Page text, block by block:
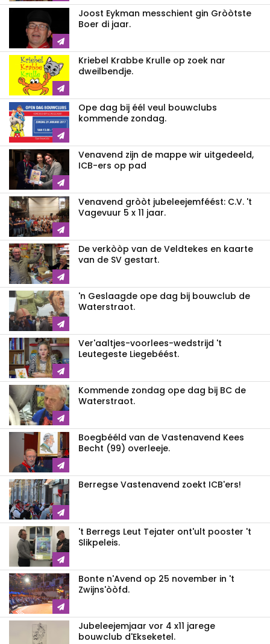
Joost Eykman messchient gin Gròòtste
Boer di jaar.
Kriebel Krabbe Krulle op zoek nar
dweilbendje.
Ope dag bij éél veul bouwclubs
kommende zondag.
Venavend zijn de mappe wir uitgedeeld,
ICB-ers op pad
Venavend gròòt jubeleejemféést: C.V. 't
Vagevuur 5 x 11 jaar.
De verkòòp van de Veldtekes en kaarte
van de SV gestart.
'n Geslaagde ope dag bij bouwclub de
Waterstraot.
Ver'aaltjes-voorlees-wedstrijd 't
Leutegeste Liegebéést.
Kommende zondag ope dag bij BC de
Waterstraot.
Boegbééld van de Vastenavend Kees
Becht (99) overleeje.
Berregse Vastenavend zoekt ICB'ers!
't Berregs Leut Tejater ont'ult pooster 't
Slikpeleis.
Bonte n'Avend op 25 november in 't
Zwijns'òòfd.
Jubeleejemjaar vor 4 x11 jarege
bouwclub d'Ekseketel.